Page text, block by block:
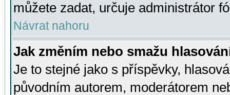
můžete zadat, určuje administrátor
Návrat nahoru
Jak změním nebo smažu
Je to stejné jako s příspěvky,
původním autorem, moderátorem